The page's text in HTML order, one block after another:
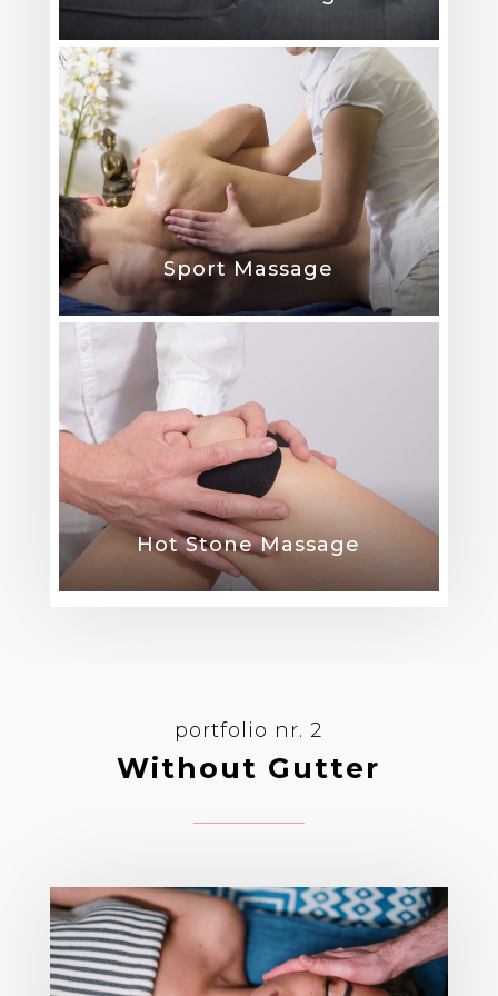
Sport Massage
Hot Stone Massage
Classic Massage
portfolio nr. 2
Without Gutter